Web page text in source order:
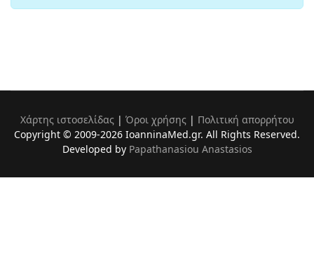
Χάρτης ιστοσελίδας| Όροι χρήσης| Πολιτική απορρήτου
Copyright © 2009-2026 IoanninaMed.gr. All Rights Reserved.
Developed by Papathanasiou Anastasios